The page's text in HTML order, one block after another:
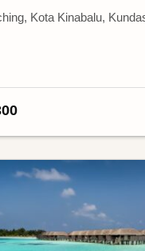
Kota Kinabalu,